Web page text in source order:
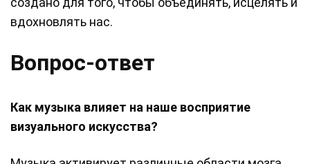
вдохновлять нас.
Вопрос-ответ
Как музыка влияет на наше восприятие
визуального искусства?